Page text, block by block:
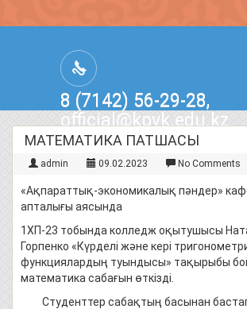
8 (7142) 56-29-28,
official@kpvk.edu.kz
г.Костанай, Проспект Кобыланды
Батыра, 3
МАТЕМАТИКА ПАТШАСЫ
admin 09.02.2023 No Comments
«Ақпараттық-экономикалық пәндер»
апталығы аясында
1ХП-23 тобында колледж оқытушысы
Горпенко «Күрделі және кері
функциялардың туындысы» тақырыбы
математика сабағын өткізді.
Студенттер сабақтың басынан